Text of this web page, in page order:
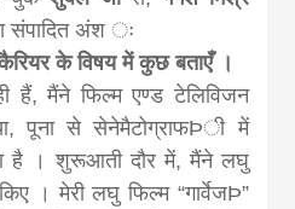
का संपादित अंश ः
के विषय में कुछ बताएँ ।
मैंने फिल्म एण्ड टेलिविजन
पूना से सेनेमैटोग्राफÞी में
है । शुरूआती दौर में, मैंने लघु
। मेरी लघु फिल्म “गार्वेजÞ”